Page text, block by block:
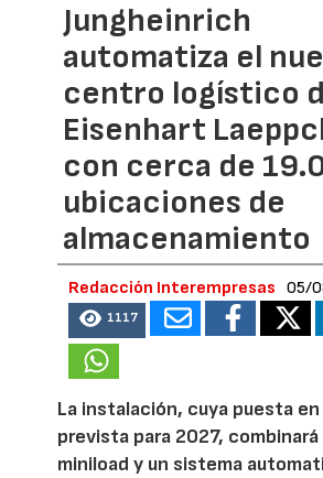
Jungheinrich
automatiza el
centro logístico
Eisenhart
con cerca de
ubicaciones de
almacenamiento
Redacción Interempresas 05/
1117
La instalación, cuya puesta
prevista para 2027, combinará
miniload y un sistema